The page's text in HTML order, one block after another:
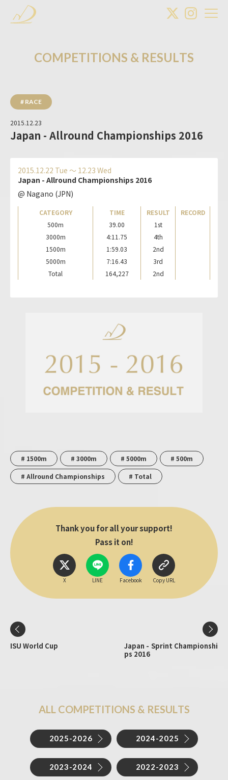
COMPETITIONS & RESULTS
# RACE
2015.12.23
Japan - Allround Championships 2016
2015.12.22 Tue 〜 12.23 Wed
Japan - Allround Championships 2016
@ Nagano (JPN)
CATEGORY TIME RESULT
RECORD
500m
39.00
1st
3000m
4:11.75
4th
1500m
1:59.03
2nd
5000m
7:16.43
3rd
Total
164,227 2nd
# 1500m # 3000m # 5000m # 500m
# Allround Championships # Total
Thank you for all your support!
Pass it on!
X LINE Facebook Copy URL
ISU World Cup
Japan - Sprint Championshi
ps 2016
ALL COMPETITIONS & RESULTS
2025-2026 2024-2025
2023-2024 2022-2023